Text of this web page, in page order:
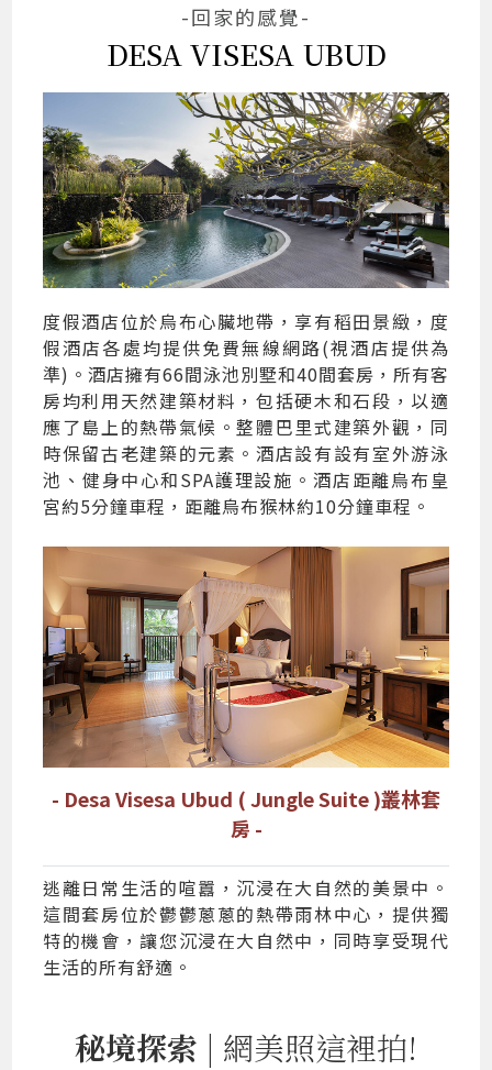
-回家的感覺-
DESA VISESA UBUD
度假酒店位於烏布心臟地帶，享有稻田景緻，度
假酒店各處均提供免費無線網路(視酒店提供為
準)。酒店擁有66間泳池別墅和40間套房，所有客
房均利用天然建築材料，包括硬木和石段，以適
應了島上的熱帶氣候。整體巴里式建築外觀，同
時保留古老建築的元素。酒店設有設有室外游泳
池、健身中心和SPA護理設施。酒店距離烏布皇
宮約5分鐘車程，距離烏布猴林約10分鐘車程。
- Desa Visesa Ubud ( Jungle Suite )叢林套
房 -
逃離日常生活的喧囂，沉浸在大自然的美景中。
這間套房位於鬱鬱蔥蔥的熱帶雨林中心，提供獨
特的機會，讓您沉浸在大自然中，同時享受現代
生活的所有舒適。
秘境探索 | 網美照這裡拍!